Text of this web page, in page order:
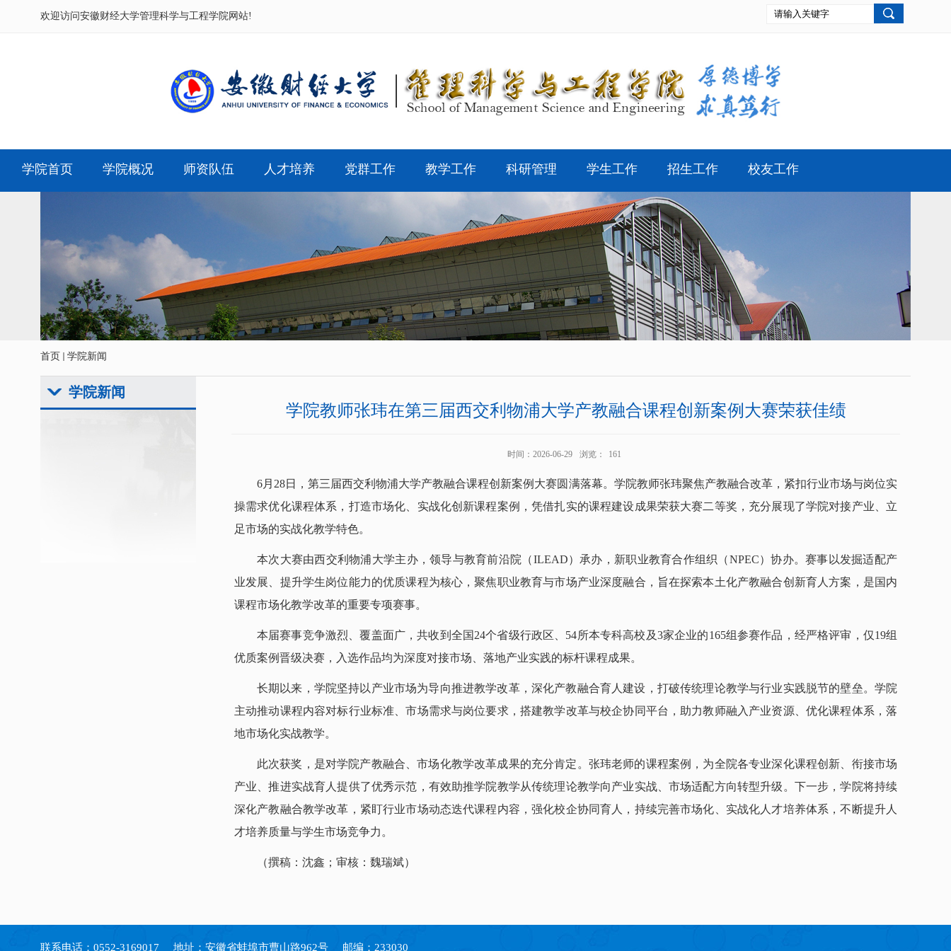
欢迎访问安徽财经大学管理科学与工程学院网站!
学院首页 学院概况 师资队伍 人才培养 党群工作 教学工作 科研管理 学生工作 招生工作 校友工作
首页 学院新闻
学院新闻
学院教师张玮在第三届西交利物浦大学产教融合课程创新案例大赛荣获佳绩
时间：2026-06-29 浏览： 161
6月28日 ，第三届西交利物浦大学产教融合课程创新案例大赛圆满落幕。 学院教师张玮聚焦产教融合改革，紧扣行业市场与岗位实
操需求优化课程体系，打造市场化、实战化创新课程案例，凭借扎实的课程建设成果荣获大赛二等奖，充分展现了学院对接产业、立
足市场的实战化教学特色。
本次大赛由西交利物浦大学主办，领导与教育前沿院（ILEAD）承办，新职业教育合作组织（NPEC）协办。赛事以发掘适配产
业发展、提升学生岗位能力的优质课程为核心，聚焦职业教育与市场产业深度融合，旨在探索本土化产教融合创新育人方案，是国内
课程市场化教学改革的重要专项赛事。
本届赛事竞争激烈、覆盖面广，共收到全国 24个省级行政区、54所本专科高校及3家企业的165组参赛作品，经严格评审，仅19组
优质案例晋级决赛，入选作品均为深度对接市场、落地产业实践的标杆课程成果。
长期以来， 学院坚持以产业市场为导向推进教学改革，深化产教融合育人建设，打破传统理论教学与行业实践脱节的壁垒。学院
主动推动课程内容对标行业标准、市场需求与岗位要求，搭建教学改革与校企协同平台，助力教师融入产业资源、优化课程体系，落
地市场化实战教学。
此次获奖，是对学院产教融合、市场化教学改革成果的充分肯定。张玮老师的课程案例，为全院各专业深化课程创新、衔接市场
产业、推进实战育人提供了优秀示范，有效助推学院教学从传统理论教学向产业实战、市场适配方向转型升级。下一步，学院将持续
深化产教融合教学改革，紧盯行业市场动态迭代课程内容，强化校企协同育人，持续完善市场化、实战化人才培养体系，不断提升人
才培养质量与学生市场竞争力。
（撰稿：沈鑫；审核：魏瑞斌）
联系电话：0552-3169017 地址：安徽省蚌埠市曹山路962号 邮编：233030